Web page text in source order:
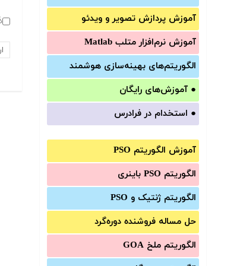
آموزش‌ پردازش تصویر و ویدئو
آموزش‌ نرم‌افزار متلب Matlab
الگوریتم‌های بهینه‌سازی هوشمند
● آموزش‌های رایگان
● استخدام در فرادرس
آموزش الگوریتم PSO
الگوریتم PSO باینری
الگوریتم ژنتیک و PSO
حل مساله فروشنده دوره‌گرد
الگوریتم ملخ GOA